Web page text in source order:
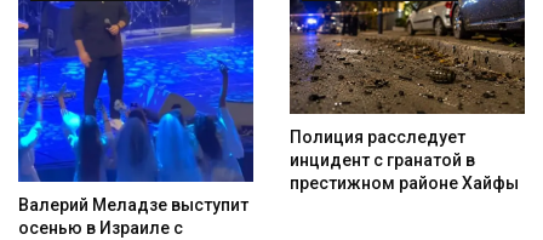
Валерий Меладзе выступит
осенью в Израиле с
Полиция расследует
инцидент с гранатой в
престижном районе Хайфы